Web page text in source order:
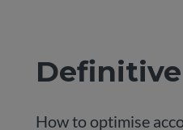
How to optimise